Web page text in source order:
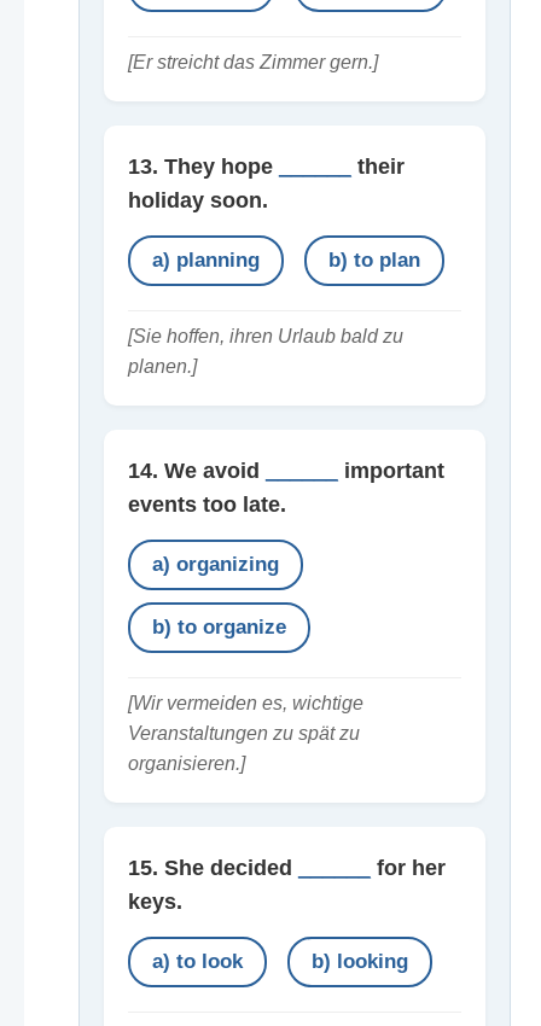
[Er streicht das Zimmer gern.]
13. They hope
their
holiday soon.
a) planning b) to plan
[Sie hoffen, ihren Urlaub bald zu
planen.]
14. We avoid
important
events too late.
a) organizing
b) to organize
[Wir vermeiden es, wichtige
Veranstaltungen zu spät zu
organisieren.]
15. She decided
for her
keys.
a) to look b) looking